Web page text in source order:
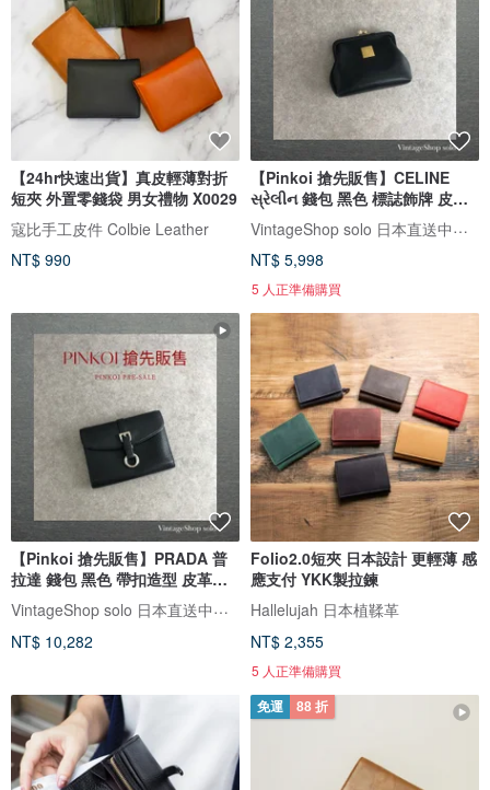
【24hr快速出貨】真皮輕薄對折
短夾 外置零錢袋 男女禮物 X0029
寇比手工皮件 Colbie Leather
NT$ 990
【Pinkoi 搶先販售】CELINE
સ્રેલીન 錢包 黑色 標誌飾牌 皮革
ㄇ形袋 零錢包 z4abfu
VintageShop solo 日本直送中古包專賣店
NT$ 5,998
5 人正準備購買
【Pinkoi 搶先販售】PRADA 普
拉達 錢包 黑色 帶扣造型 皮革
vintage 古董 k574bi
VintageShop solo 日本直送中古包專賣店
NT$ 10,282
Folio2.0短夾 日本設計 更輕薄 感
應支付 YKK製拉鍊
Hallelujah 日本植鞣革
NT$ 2,355
5 人正準備購買
免運 88 折